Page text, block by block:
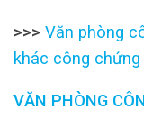
>>> Văn phòng
khác công
VĂN PHÒNG